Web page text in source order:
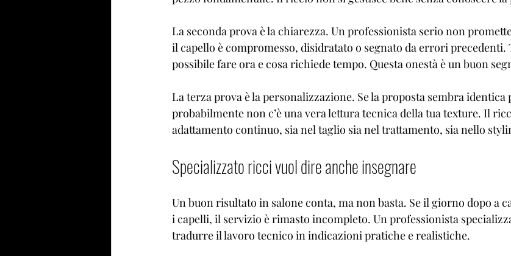
La seconda prova è la chiarezza. Un professionista serio non
il capello è compromesso, disidratato o segnato da errori precedenti.
possibile fare ora e cosa richiede tempo. Questa onestà è un buon
La terza prova è la personalizzazione. Se la proposta sembra identica
probabilmente non c’è una vera lettura tecnica della tua texture. Il
adattamento continuo, sia nel taglio sia nel trattamento, sia nello
Specializzato ricci vuol dire anche insegnare
Un buon risultato in salone conta, ma non basta. Se il giorno dopo a
i capelli, il servizio è rimasto incompleto. Un professionista
tradurre il lavoro tecnico in indicazioni pratiche e realistiche.